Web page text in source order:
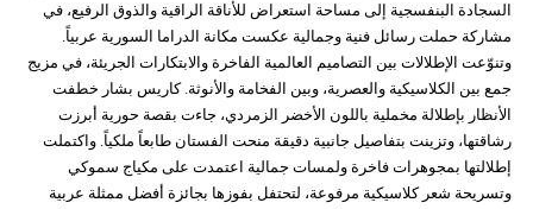
السجادة البنفسجية إلى مساحة استعراض للأناقة الراقية والذوق الرفيع، في
مشاركة حملت رسائل فنية وجمالية عكست مكانة الدراما السورية عربياً.
وتنوّعت الإطلالات بين التصاميم العالمية الفاخرة والابتكارات الجريئة، في مزيج
جمع بين الكلاسيكية والعصرية، وبين الفخامة والأنوثة. كاريس بشار خطفت
الأنظار بإطلالة مخملية باللون الأخضر الزمردي، جاءت بقصة حورية أبرزت
رشاقتها، وتزينت بتفاصيل جانبية دقيقة منحت الفستان طابعاً ملكياً. واكتملت
إطلالتها بمجوهرات فاخرة ولمسات جمالية اعتمدت على مكياج سموكي
وتسريحة شعر كلاسيكية مرفوعة، لتحتفل بفوزها بجائزة أفضل ممثلة عربية